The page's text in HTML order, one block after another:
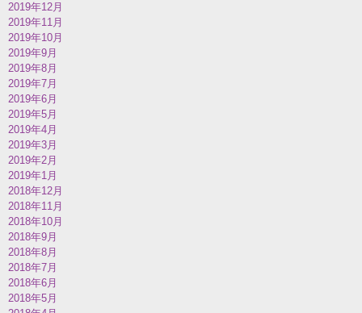
2019年12月
2019年11月
2019年10月
2019年9月
2019年8月
2019年7月
2019年6月
2019年5月
2019年4月
2019年3月
2019年2月
2019年1月
2018年12月
2018年11月
2018年10月
2018年9月
2018年8月
2018年7月
2018年6月
2018年5月